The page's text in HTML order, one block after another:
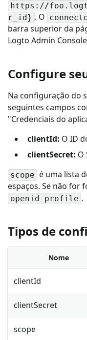
https://
r_id} . O
barra superior da
Logto Admin
Configure
Na configuração do
seguintes campos
"Credenciais do
clientId: O ID
clientSecret: O
scope é uma lista
espaços. Se não for
openid profile .
Tipos de
Nome
clientId
clientSecret
scope